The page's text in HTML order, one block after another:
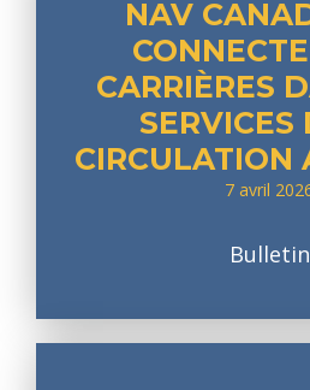
NAV
CARRIÈRES
SERVICES
CIRCULATION
7 avril
Bulletin